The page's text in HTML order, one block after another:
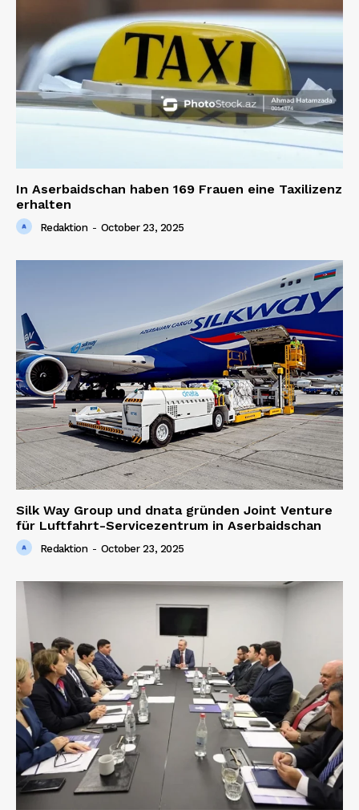
In Aserbaidschan haben 169 Frauen eine Taxilizenz
erhalten
Redaktion - October 23, 2025
Silk Way Group und dnata gründen Joint Venture
für Luftfahrt-Servicezentrum in Aserbaidschan
Redaktion - October 23, 2025